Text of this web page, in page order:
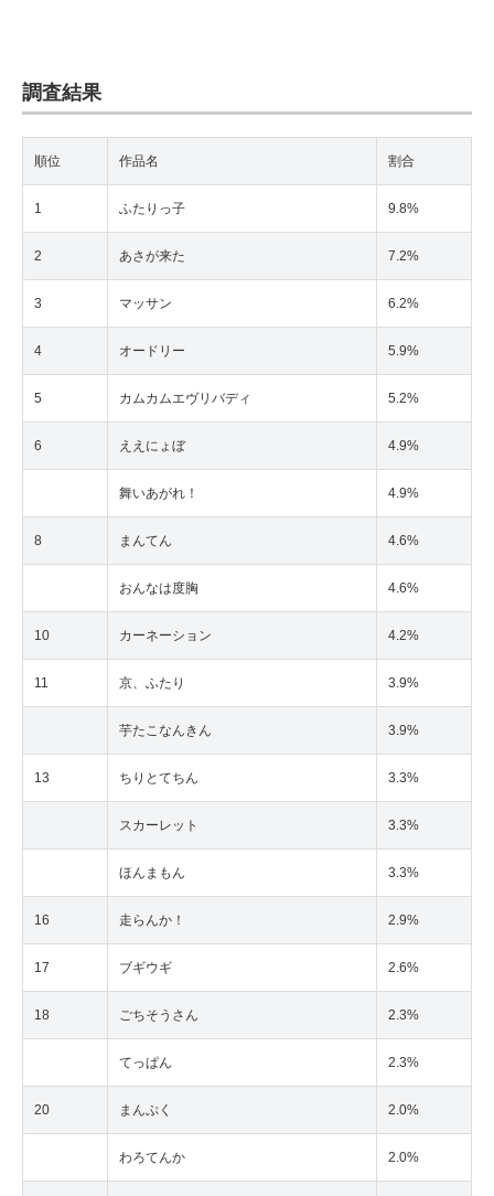
調査結果
順位 作品名 割合
1 ふたりっ子 9.8%
2 あさが来た 7.2%
3 マッサン 6.2%
4 オードリー 5.9%
5 カムカムエヴリバディ 5.2%
6 ええにょぼ 4.9%
舞いあがれ！ 4.9%
8 まんてん 4.6%
おんなは度胸 4.6%
10 カーネーション 4.2%
11 京、ふたり 3.9%
芋たこなんきん 3.9%
13 ちりとてちん 3.3%
スカーレット 3.3%
ほんまもん 3.3%
16 走らんか！ 2.9%
17 ブギウギ 2.6%
18 ごちそうさん 2.3%
てっぱん 2.3%
20 まんぷく 2.0%
わろてんか 2.0%